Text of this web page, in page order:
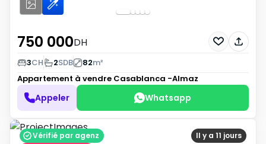
750 000DH
3CH 2SDB 82m²
Appartement à vendre Casablanca -Almaz
Appeler Whatsapp
Il y a 11 jours
Vérifié par agenz